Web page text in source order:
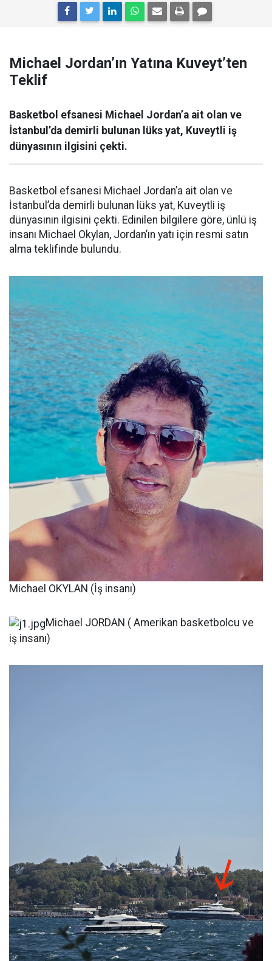
Michael Jordan’ın Yatına Kuveyt’ten
Teklif
Basketbol efsanesi Michael Jordan’a ait olan ve
İstanbul’da demirli bulunan lüks yat, Kuveytli iş
dünyasının ilgisini çekti.
Basketbol efsanesi Michael Jordan’a ait olan ve
İstanbul’da demirli bulunan lüks yat, Kuveytli iş
dünyasının ilgisini çekti. Edinilen bilgilere göre, ünlü iş
insanı Michael Okylan, Jordan’ın yatı için resmi satın
alma teklifinde bulundu.
Michael OKYLAN (İş insanı)
Michael JORDAN ( Amerikan basketbolcu ve
iş insanı)